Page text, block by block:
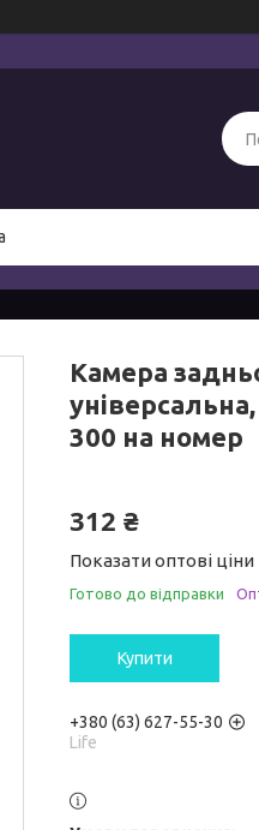
Камера
300 на номер
312 ₴
Показати оптові ціни
Готово до відправки
Купити
+380 (63) 627-55-30
Life